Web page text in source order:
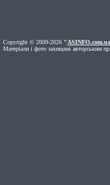
Copyright © 2009-2026 "ASINFO.com.ua
Матеріали і фото захищені авторським